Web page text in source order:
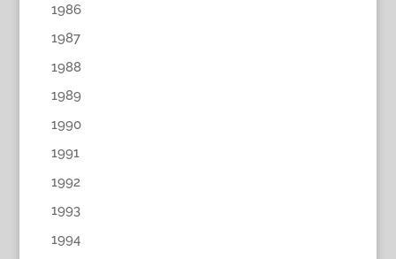
1986
1987
1988
1989
1990
1991
1992
1993
1994